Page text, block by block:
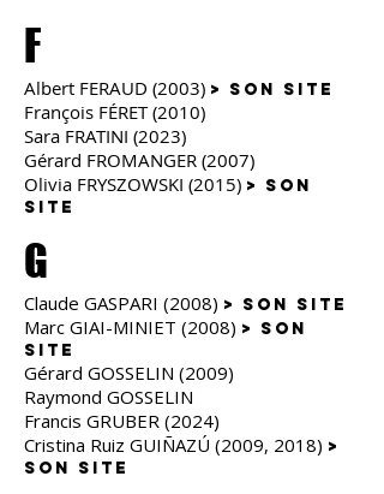
F
Albert FERAUD (2003) > son site
François FÉRET (2010)
Sara FRATINI (2023)
Gérard FROMANGER (2007)
Olivia FRYSZOWSKI (2015) > son
site
G
Claude GASPARI (2008) > son site
Marc GIAI-MINIET (2008) > son
site
Gérard GOSSELIN (2009)
Raymond GOSSELIN
Francis GRUBER (2024)
Cristina Ruiz GUIÑAZÚ (2009, 2018) >
son site